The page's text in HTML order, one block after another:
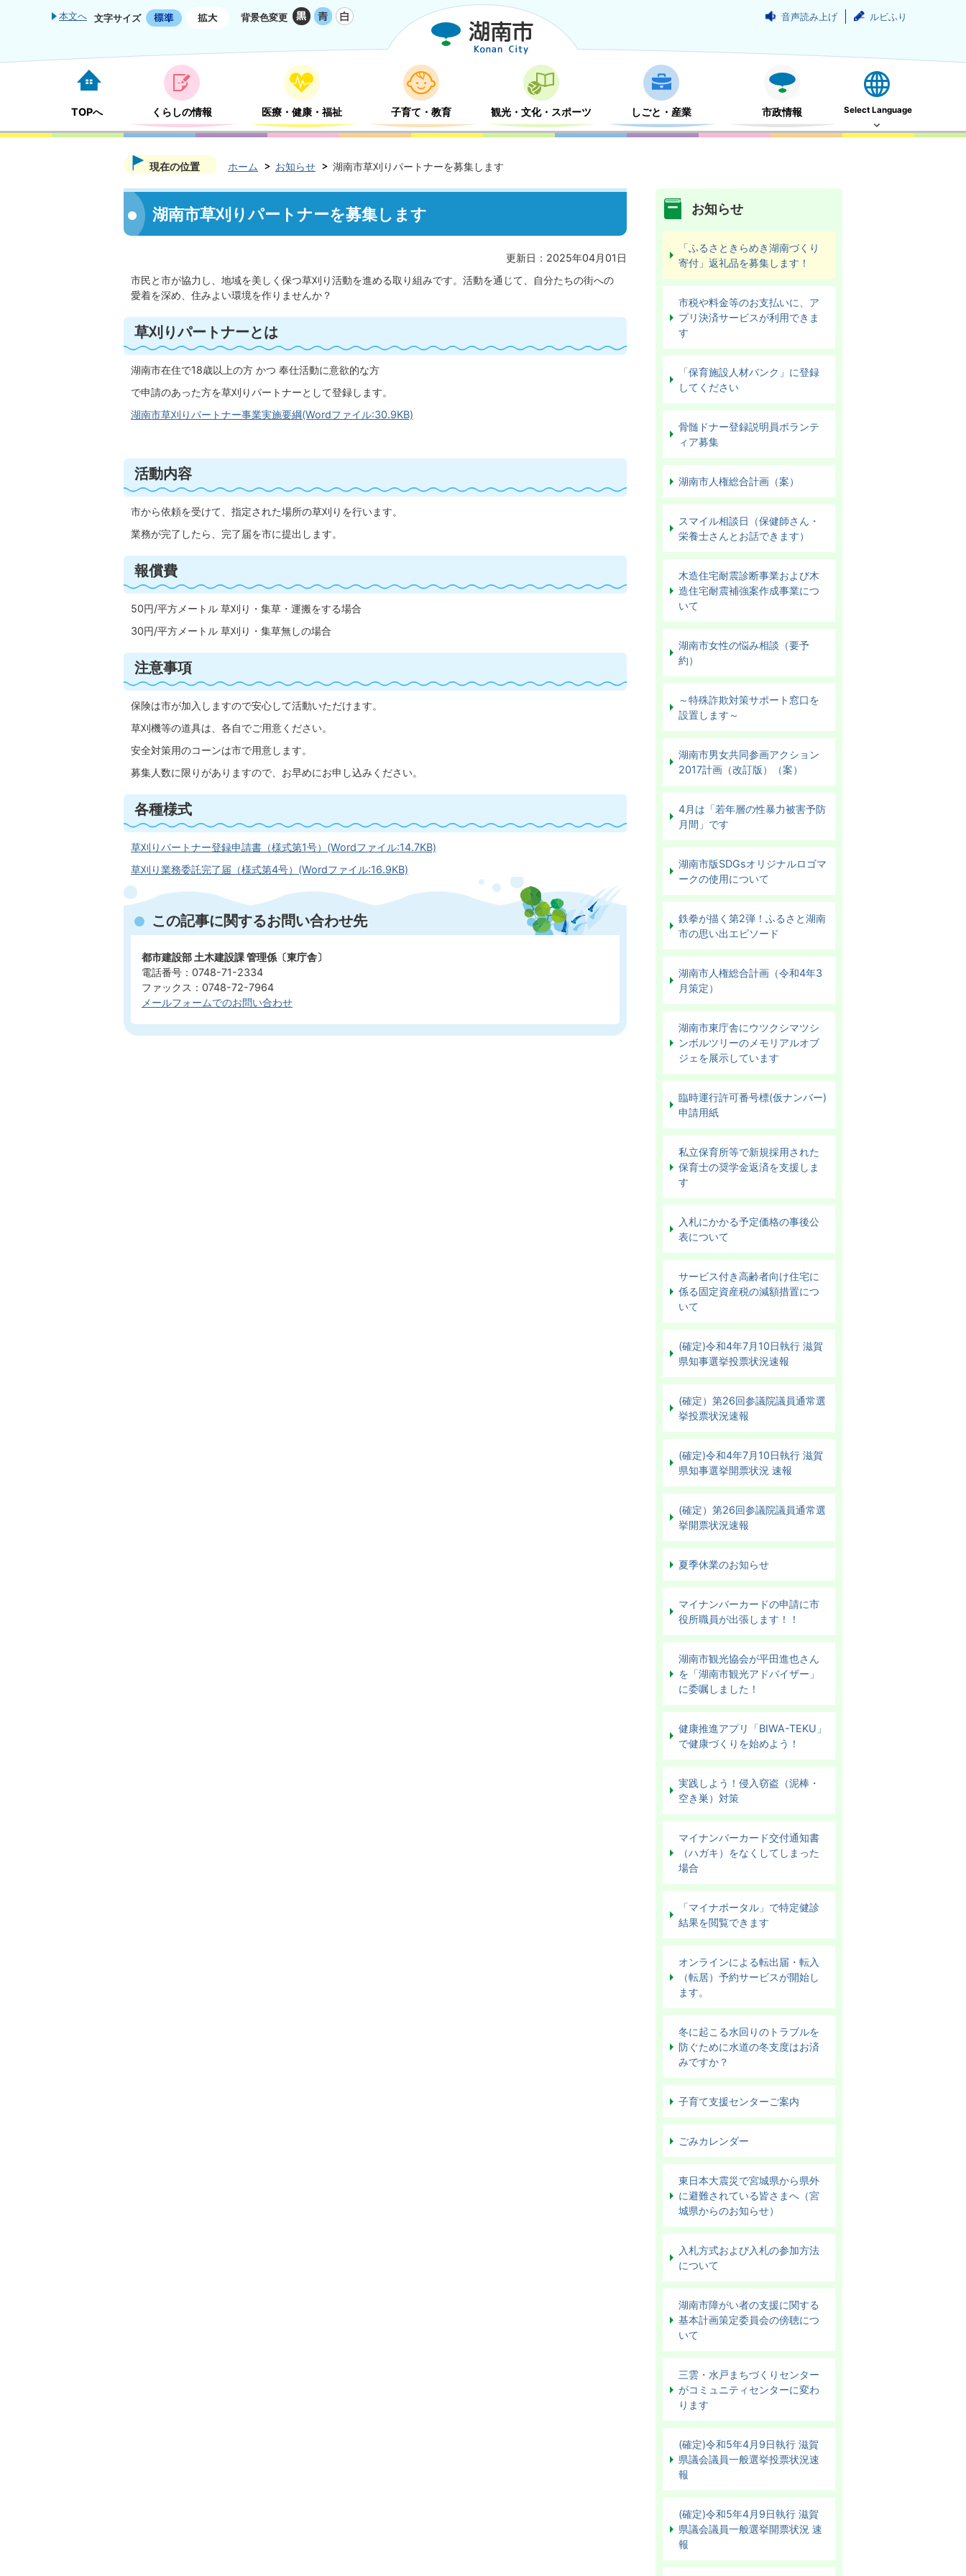
本文へ 文字サイズ 背景色変更 音声読み上げ ルビふり
TOPへ くらしの情報 医療・健康・福祉 子育て・教育 観光・文化・スポーツ しごと・産業 市政情報 Select Language
現在の位置 ホーム お知らせ 湖南市草刈りパートナーを募集します
湖南市草刈りパートナーを募集します
更新日：2025年04月01日
市民と市が協力し、地域を美しく保つ草刈り活動を進める取り組みです。活動を通じて、自分たちの街への
愛着を深め、住みよい環境を作りませんか？
草刈りパートナーとは
湖南市在住で18歳以上の方 かつ 奉仕活動に意欲的な方
で申請のあった方を草刈りパートナーとして登録します。
湖南市草刈りパートナー事業実施要綱(Wordファイル:30.9KB)
活動内容
市から依頼を受けて、指定された場所の草刈りを行います。
業務が完了したら、完了届を市に提出します。
報償費
50円/平方メートル 草刈り・集草・運搬をする場合
30円/平方メートル 草刈り・集草無しの場合
注意事項
保険は市が加入しますので安心して活動いただけます。
草刈機等の道具は、各自でご用意ください。
安全対策用のコーンは市で用意します。
募集人数に限りがありますので、お早めにお申し込みください。
各種様式
草刈りパートナー登録申請書（様式第1号）(Wordファイル:14.7KB)
草刈り業務委託完了届（様式第4号）(Wordファイル:16.9KB)
この記事に関するお問い合わせ先
都市建設部 土木建設課 管理係〔東庁舎〕
電話番号：0748-71-2334
ファックス：0748-72-7964
メールフォームでのお問い合わせ
お知らせ
「ふるさときらめき湖南づくり
寄付」返礼品を募集します！
市税や料金等のお支払いに、ア
プリ決済サービスが利用できま
す
「保育施設人材バンク」に登録
してください
骨髄ドナー登録説明員ボランテ
ィア募集
湖南市人権総合計画（案）
スマイル相談日（保健師さん・
栄養士さんとお話できます）
木造住宅耐震診断事業および木
造住宅耐震補強案作成事業につ
いて
湖南市女性の悩み相談（要予
約）
～特殊詐欺対策サポート窓口を
設置します～
湖南市男女共同参画アクション
2017計画（改訂版）（案）
4月は「若年層の性暴力被害予防
月間」です
湖南市版SDGsオリジナルロゴマ
ークの使用について
鉄拳が描く第2弾！ふるさと湖南
市の思い出エピソード
湖南市人権総合計画（令和4年3
月策定）
湖南市東庁舎にウツクシマツシ
ンボルツリーのメモリアルオブ
ジェを展示しています
臨時運行許可番号標(仮ナンバー)
申請用紙
私立保育所等で新規採用された
保育士の奨学金返済を支援しま
す
入札にかかる予定価格の事後公
表について
サービス付き高齢者向け住宅に
係る固定資産税の減額措置につ
いて
(確定)令和4年7月10日執行 滋賀
県知事選挙投票状況速報
(確定）第26回参議院議員通常選
挙投票状況速報
(確定)令和4年7月10日執行 滋賀
県知事選挙開票状況 速報
(確定）第26回参議院議員通常選
挙開票状況速報
夏季休業のお知らせ
マイナンバーカードの申請に市
役所職員が出張します！！
湖南市観光協会が平田進也さん
を「湖南市観光アドバイザー」
に委嘱しました！
健康推進アプリ「BIWA-TEKU」
で健康づくりを始めよう！
実践しよう！侵入窃盗（泥棒・
空き巣）対策
マイナンバーカード交付通知書
（ハガキ）をなくしてしまった
場合
「マイナポータル」で特定健診
結果を閲覧できます
オンラインによる転出届・転入
（転居）予約サービスが開始し
ます。
冬に起こる水回りのトラブルを
防ぐために水道の冬支度はお済
みですか？
子育て支援センターご案内
ごみカレンダー
東日本大震災で宮城県から県外
に避難されている皆さまへ（宮
城県からのお知らせ）
入札方式および入札の参加方法
について
湖南市障がい者の支援に関する
基本計画策定委員会の傍聴につ
いて
三雲・水戸まちづくりセンター
がコミュニティセンターに変わ
ります
(確定)令和5年4月9日執行 滋賀
県議会議員一般選挙投票状況速
報
(確定)令和5年4月9日執行 滋賀
県議会議員一般選挙開票状況 速
報